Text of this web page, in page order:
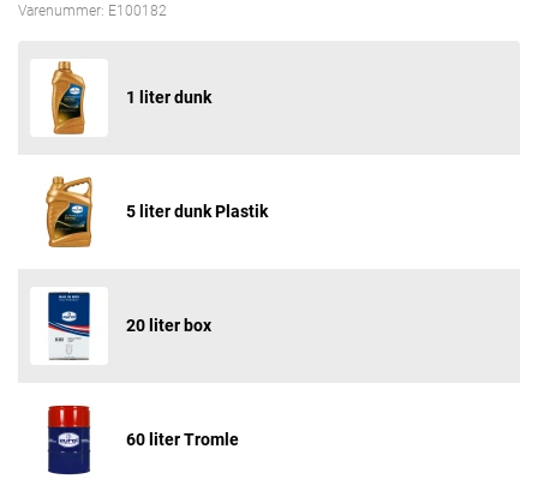
Varenummer: E100182
1 liter dunk
5 liter dunk Plastik
20 liter box
60 liter Tromle